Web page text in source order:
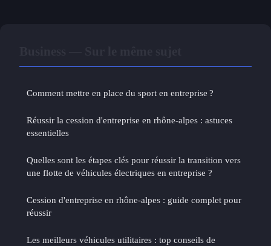
Comment mettre en place du sport en entreprise ?
Réussir la cession d'entreprise en rhône-alpes : astuces
essentielles
Quelles sont les étapes clés pour réussir la transition vers
une flotte de véhicules électriques en entreprise ?
Cession d'entreprise en rhône-alpes : guide complet pour
réussir
Les meilleurs véhicules utilitaires : top conseils de